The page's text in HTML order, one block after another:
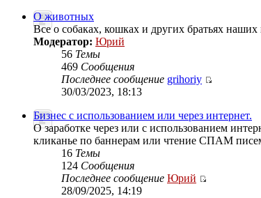
О животных
Все о собаках, кошках и других братьях
Модератор: Юрий
56 Темы
469 Сообщения
Последнее сообщение grihoriy
30/03/2023, 18:13
Бизнес с использованием или через интернет.
О заработке через или с использованием
кликанье по баннерам или чтение СПАМ писем
16 Темы
124 Сообщения
Последнее сообщение Юрий
28/09/2025, 14:19